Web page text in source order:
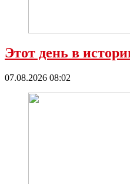
Этот день в
07.08.2026 08:02